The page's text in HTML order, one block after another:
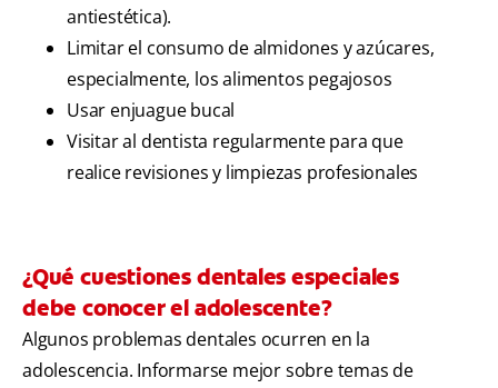
antiestética).
Limitar el consumo de almidones y azúcares,
especialmente, los alimentos pegajosos
Usar enjuague bucal
Visitar al dentista regularmente para que
realice revisiones y limpiezas profesionales
¿Qué cuestiones dentales especiales
debe conocer el adolescente?
Algunos problemas dentales ocurren en la
adolescencia. Informarse mejor sobre temas de